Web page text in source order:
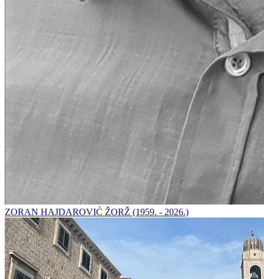
ZORAN HAJDAROVIĆ ŽORŽ (1959. - 2026.)